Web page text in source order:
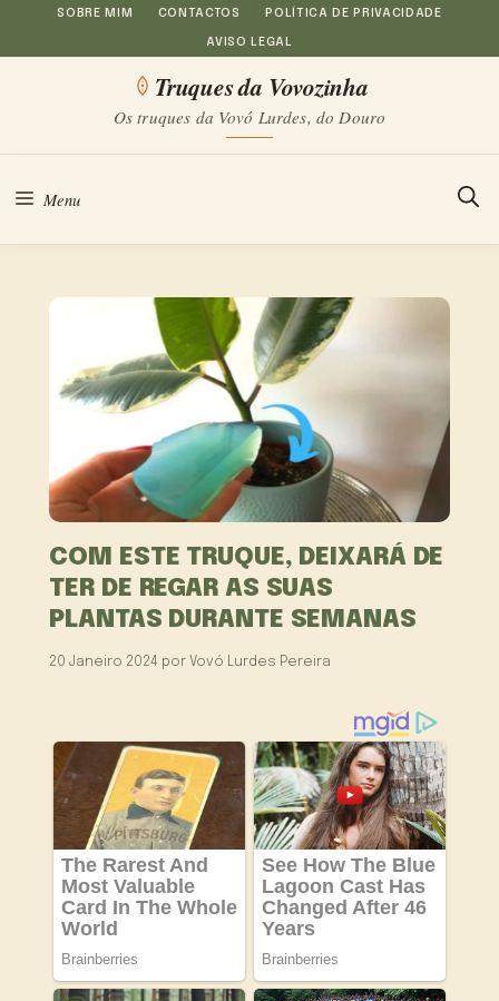
Saltar
para
conteúdo
SOBRE MIM CONTACTOS POLÍTICA DE PRIVACIDADE
AVISO LEGAL
Truques da Vovozinha
Os truques da Vovó Lurdes, do Douro
Menu
COM ESTE TRUQUE, DEIXARÁ DE
TER DE REGAR AS SUAS
PLANTAS DURANTE SEMANAS
20 Janeiro 2024 por Vovó Lurdes Pereira